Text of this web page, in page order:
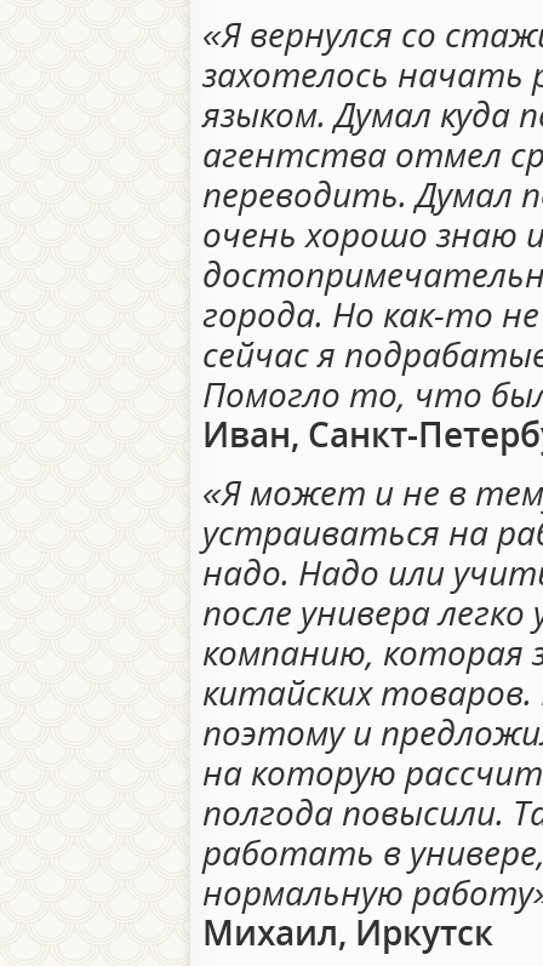
«Я вернулся со
захотелось
языком. Думал куда
агентства отмел
переводить. Думал
очень хорошо знаю
города. Но как-то
сейчас я
Помогло то, что
Иван, Санкт-
«Я может и не в
устраиваться на
надо. Надо или
после универа
компанию, которая
китайских
поэтому и
на которую
полгода повысили.
работать в
нормальную
Михаил, Иркутск